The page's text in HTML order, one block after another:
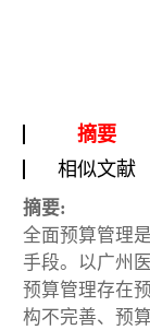
摘要
相似文献
摘要:
全面预算管理
手段。以广州
预算管理存在
构不完善、预